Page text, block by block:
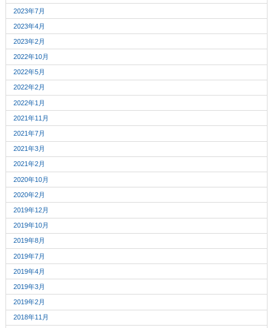
2023年7月
2023年4月
2023年2月
2022年10月
2022年5月
2022年2月
2022年1月
2021年11月
2021年7月
2021年3月
2021年2月
2020年10月
2020年2月
2019年12月
2019年10月
2019年8月
2019年7月
2019年4月
2019年3月
2019年2月
2018年11月